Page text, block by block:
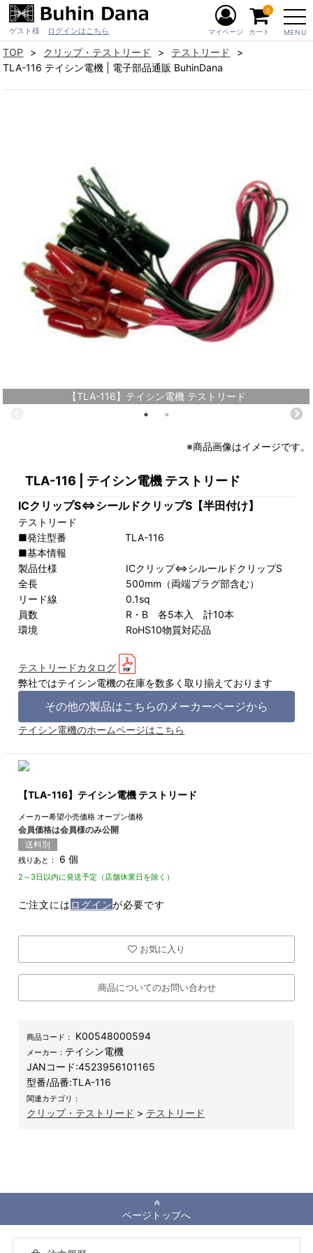
ゲスト様 ログインはこちら MENU
マイページ カート
0
TOP クリップ・テストリード
テストリード
TLA-116 テイシン電機 | 電子部品通販 BuhinDana
【TLA-116】テイシン電機 テストリード
※商品画像はイメージです。
TLA-116 | テイシン電機 テストリード
ICクリップS⇔シールドクリップS【半田付け】
テストリード
■発注型番 TLA-116
■基本情報
製品仕様 ICクリップ⇔シルールドクリップS
全長 500mm（両端プラグ部含む）
リード線 0.1sq
員数 R・B 各5本入 計10本
環境 RoHS10物質対応品
テストリードカタログ
弊社ではテイシン電機の在庫を数多く取り揃えております
その他の製品はこちらのメーカーページから
テイシン電機のホームページはこちら
【TLA-116】テイシン電機 テストリード
メーカー希望小売価格 オープン価格
会員価格は会員様のみ公開
送料別
残りあと： 6 個
2～3日以内に発送予定（店舗休業日を除く）
ご注文には ログインが必要です
お気に入り
商品についてのお問い合わせ
商品コード： K00548000594
メーカー： テイシン電機
JANコード:4523956101165
型番/品番:TLA-116
関連カテゴリ：
クリップ・テストリード > テストリード
ページトップへ